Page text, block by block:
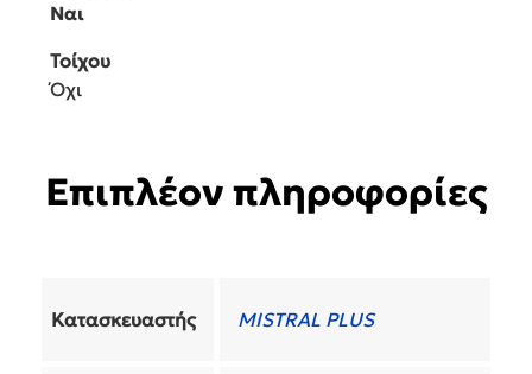
Ναι
Τοίχου
Όχι
Επιπλέον πληροφορίες
Κατασκευαστής MISTRAL PLUS